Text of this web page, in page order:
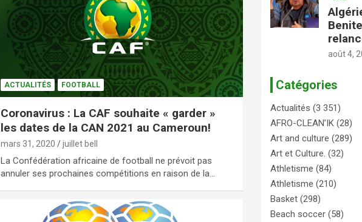
ACTUALITÉS FOOTBALL
Coronavirus : La CAF souhaite « garder »
les dates de la CAN 2021 au Cameroun!
mars 31, 2020 juillet bell
La Confédération africaine de football ne prévoit pas
annuler ses prochaines compétitions en raison de la…
août 4,
Catégories
Actualités (3 351)
AFRO-CLEAN’IK (28)
Art and culture (289)
Art et Culture. (32)
Athletisme (84)
Athletisme (210)
Basket (298)
Beach soccer (58)